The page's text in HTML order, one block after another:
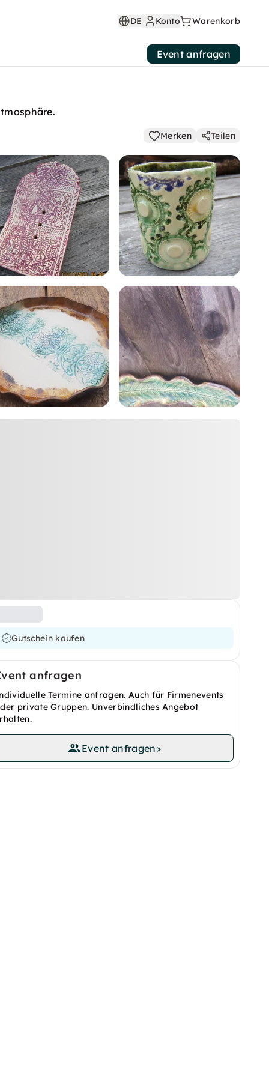
DE Konto Warenkorb
Event anfragen
Merken Teilen
Gutschein kaufen
anfragen
Termine anfragen. Auch für Firmenevents
private Gruppen. Unverbindliches Angebot
Event anfragen>